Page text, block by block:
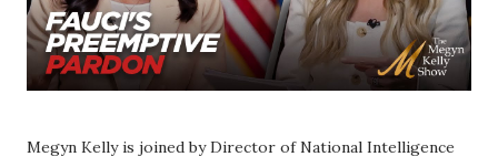
Megyn Kelly is joined by Director of National Intelligence